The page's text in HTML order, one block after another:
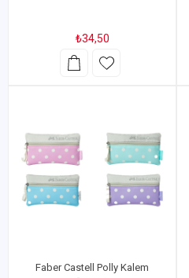
₺34,50
Faber Castell Polly Kalem